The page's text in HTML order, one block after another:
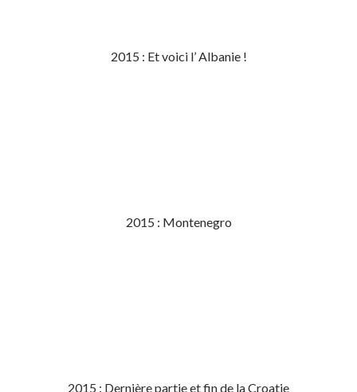
2015 : Et voici l’ Albanie !
2015 : Montenegro
2015 : Dernière partie et fin de la Croatie